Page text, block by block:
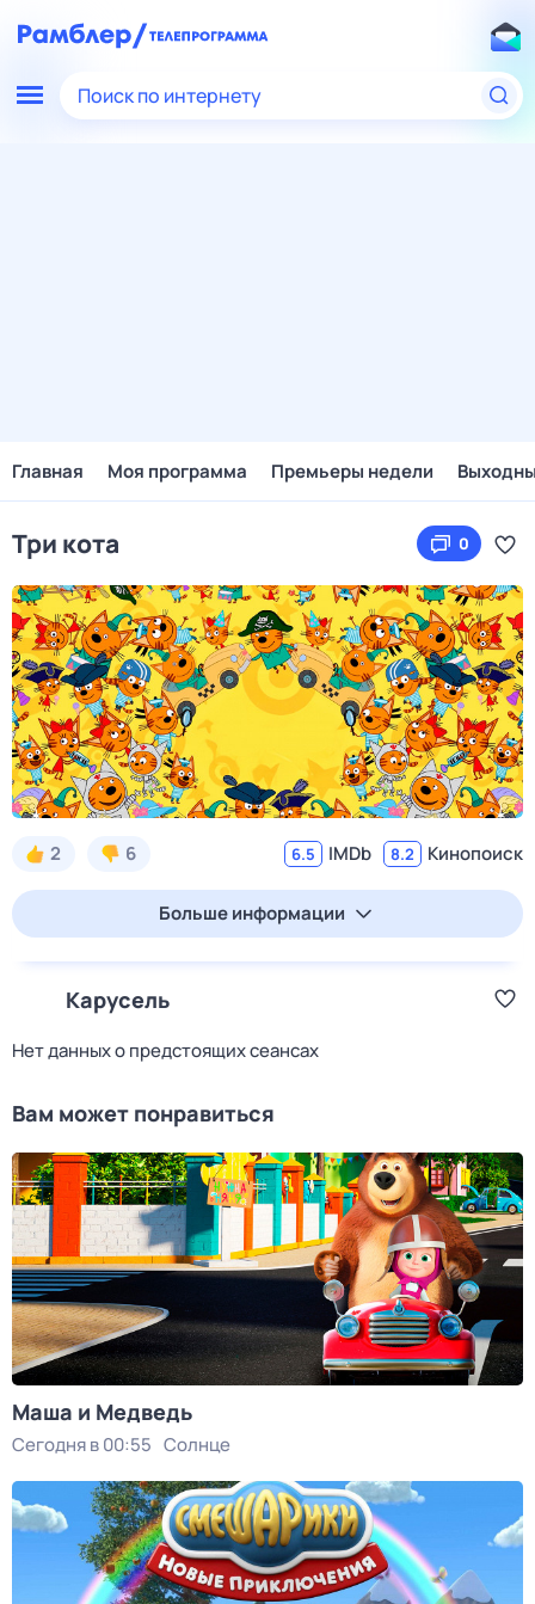
Поиск по интернету
Главная Моя программа Премьеры недели
Три кота 0
2 6 6.5 IMDb 8.2 Кинопоиск
Больше информации
Карусель
Нет данных о предстоящих сеансах
Вам может понравиться
Маша и Медведь
Сегодня в 00:55 Солнце